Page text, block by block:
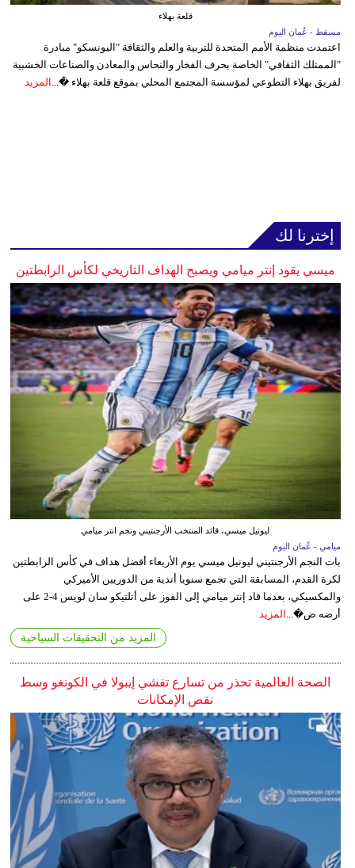
قلعة بهلاء
مسقط - عُمان اليوم
اعتمدت منظمة الأمم المتحدة للتربية والعلم والثقافة "اليونسكو" مبادرة
"الممتلك الثقافي" الخاصة بحرف الفخار والنحاس والمعادن والصناعات الخشبية
لفريق بهلاء التطوعي لمؤسسة المجتمع المحلي بموقع قلعة بهلاء �... المزيد
إخترنا لك
ميسي يقود إنتر ميامي ويصبح الهداف التاريخي لكأس الرابطتين
ليونيل ميسي، قائد المنتخب الأرجنتيني ونجم انتر ميامي
ميامي - عُمان اليوم
بات النجم الأرجنتيني ليونيل ميسي يوم الأربعاء أفضل هداف في كأس الرابطتين
لكرة القدم، المسابقة التي تجمع سنويا أندية من الدوريين الأميركي
والمكسيكي، بعدما قاد إنتر ميامي إلى الفوز على أتلتيكو سان لويس 4-2 على
أرضه ض�...
المزيد
المزيد من التحقيقات السياحية
الصحة العالمية تحذر من تسارع تفشي إيبولا في الكونغو وسط
نقص الإمكانات